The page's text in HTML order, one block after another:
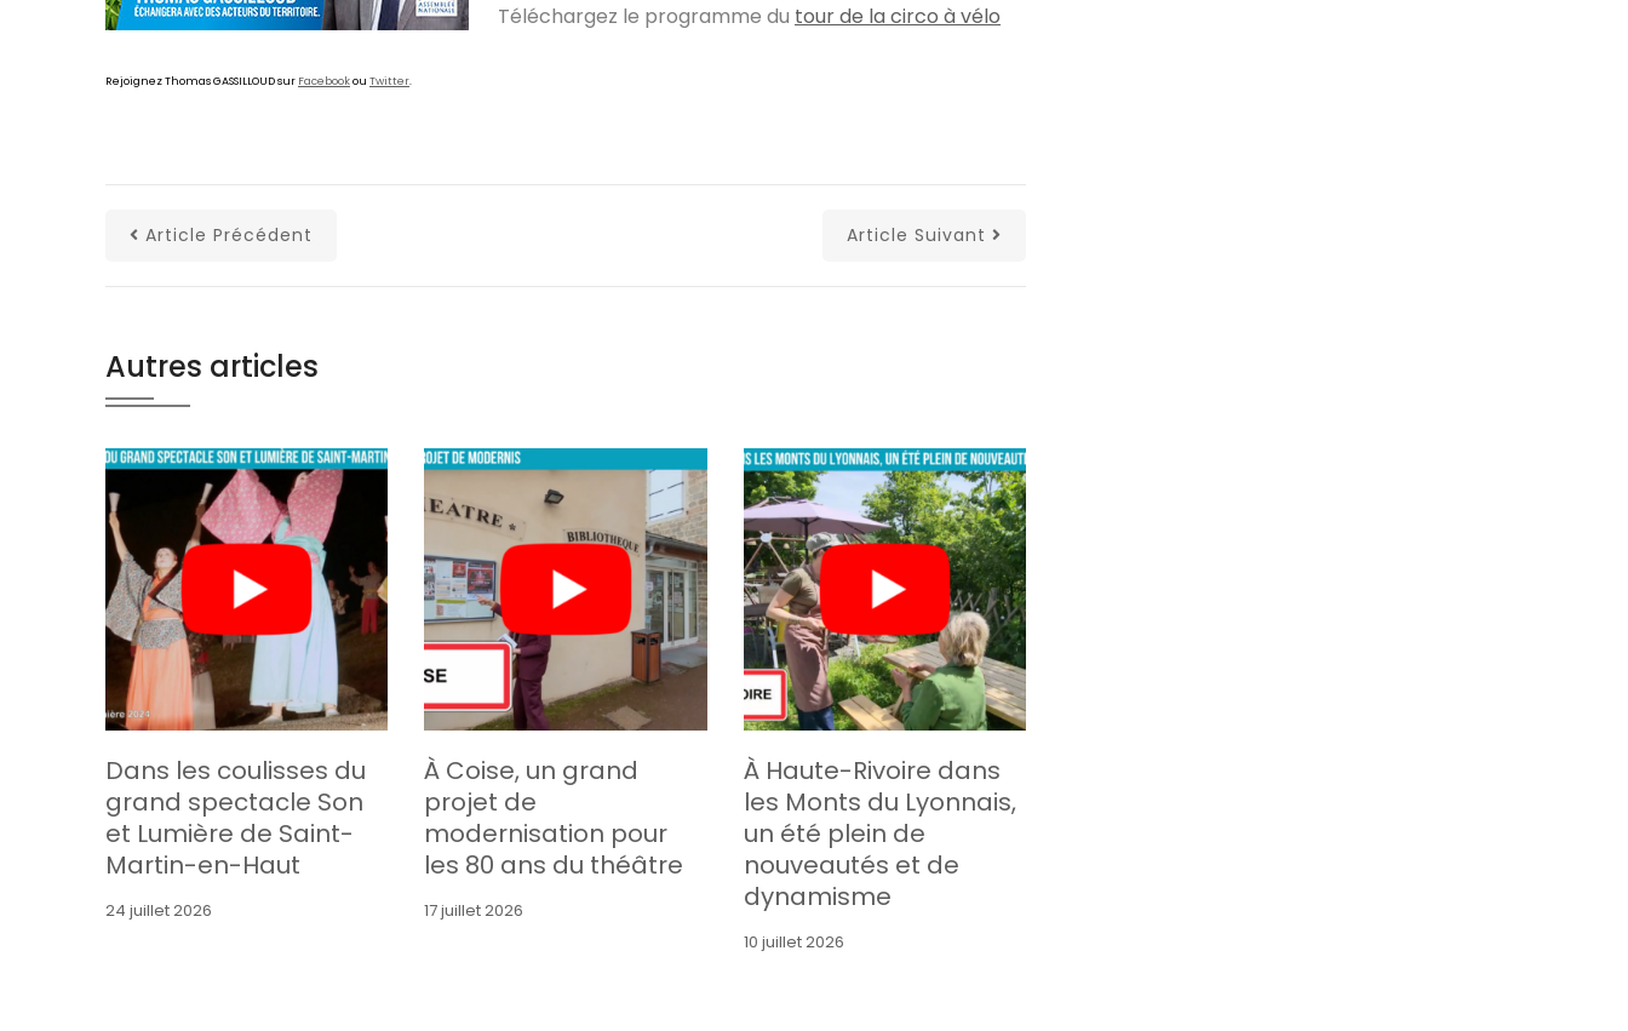
Téléchargez le programme du tour de la circo à vélo
Rejoignez Thomas GASSILLOUD sur Facebookou Twitter.
Article Précédent Article Suivant
Autres articles
Dans les coulisses du
grand spectacle Son
et Lumière de Saint-
Martin-en-Haut
24 juillet 2026
À Coise, un grand
projet de
modernisation pour
les 80 ans du théâtre
17 juillet 2026
À Haute-Rivoire dans
les Monts du Lyonnais,
un été plein de
nouveautés et de
dynamisme
10 juillet 2026